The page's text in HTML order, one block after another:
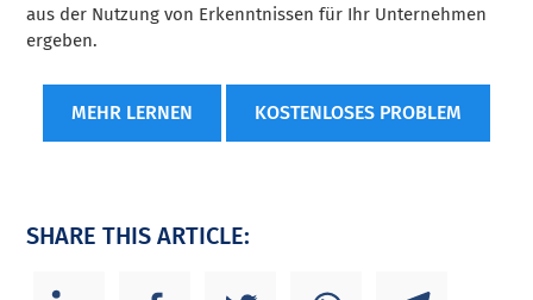
aus der Nutzung von Erkenntnissen für Ihr Unternehmen
ergeben.
MEHR LERNEN KOSTENLOSES PROBLEM
SHARE THIS ARTICLE: